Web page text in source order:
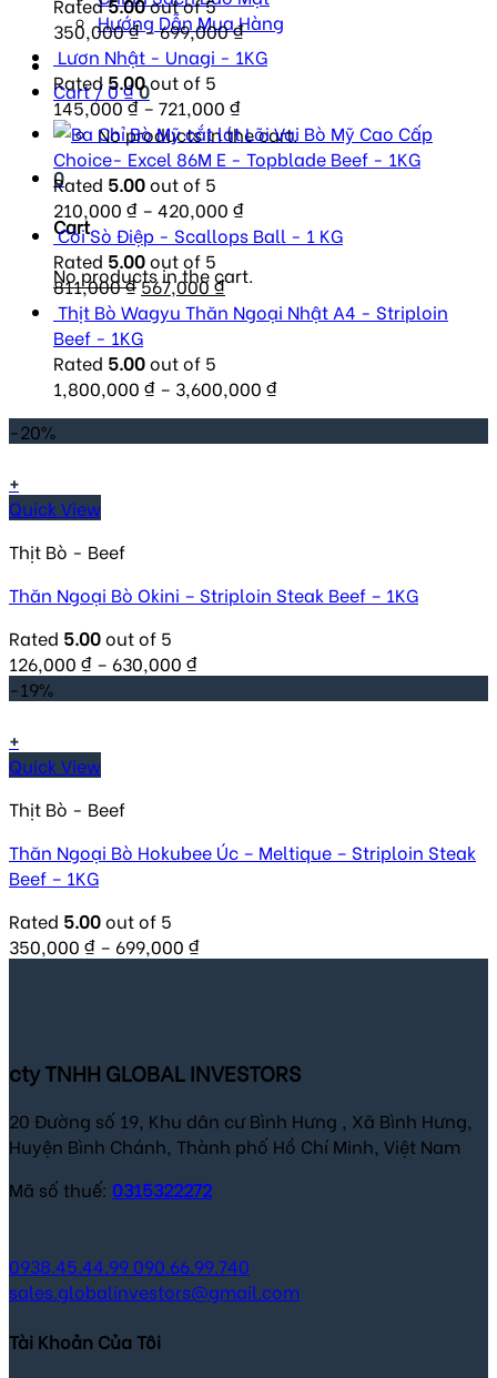
Hướng Dẫn Mua Hàng
Cart /0₫0
No products in the cart.
0
Cart
No products in the cart.
350,000₫–699,000₫
Lươn Nhật - Unagi - 1KG
Rated 5.00out of 5
145,000₫– 721,000 ₫
Lõi Vai Bò Mỹ Cao Cấp
Choice- Excel 86M E - Topblade Beef - 1KG
Rated 5.00out of 5
210,000 ₫ – 420,000 ₫
Còi Sò Điệp - Scallops Ball - 1 KG
Rated 5.00out of 5
811,000₫Original
price
was:
811,000 ₫.
567,000₫Current
price
Thịt Bò Wagyu Thăn Ngoại Nhật A4 - Striploin
Beef - 1KG
Rated 5.00out of 5
1,800,000 ₫ – 3,600,000 ₫
-20%
+
Quick View
Thịt Bò - Beef
Thăn Ngoại Bò Okini – Striploin Steak Beef – 1KG
Rated 5.00out of 5
126,000 ₫ – 630,000 ₫
-19%
+
Quick View
Thịt Bò - Beef
Thăn Ngoại Bò Hokubee Úc – Meltique – Striploin Steak
Beef – 1KG
Rated 5.00out of 5
350,000 ₫ – 699,000 ₫
cty TNHH GLOBAL INVESTORS
20 Đường số 19, Khu dân cư Bình Hưng , Xã Bình Hưng,
Huyện Bình Chánh, Thành phố Hồ Chí Minh, Việt Nam
Mã số thuế: 0315322272
0938.45.44.99090.66.99.740
sales.globalinvestors@gmail.com
Tài Khoản Của Tôi